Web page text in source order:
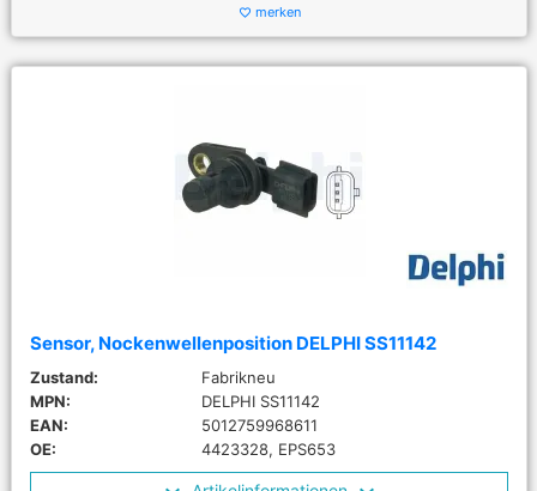
favorite_border merken
Sensor, Nockenwellenposition DELPHI SS11142
Zustand:
Fabrikneu
MPN:
DELPHI SS11142
EAN:
5012759968611
OE:
4423328, EPS653